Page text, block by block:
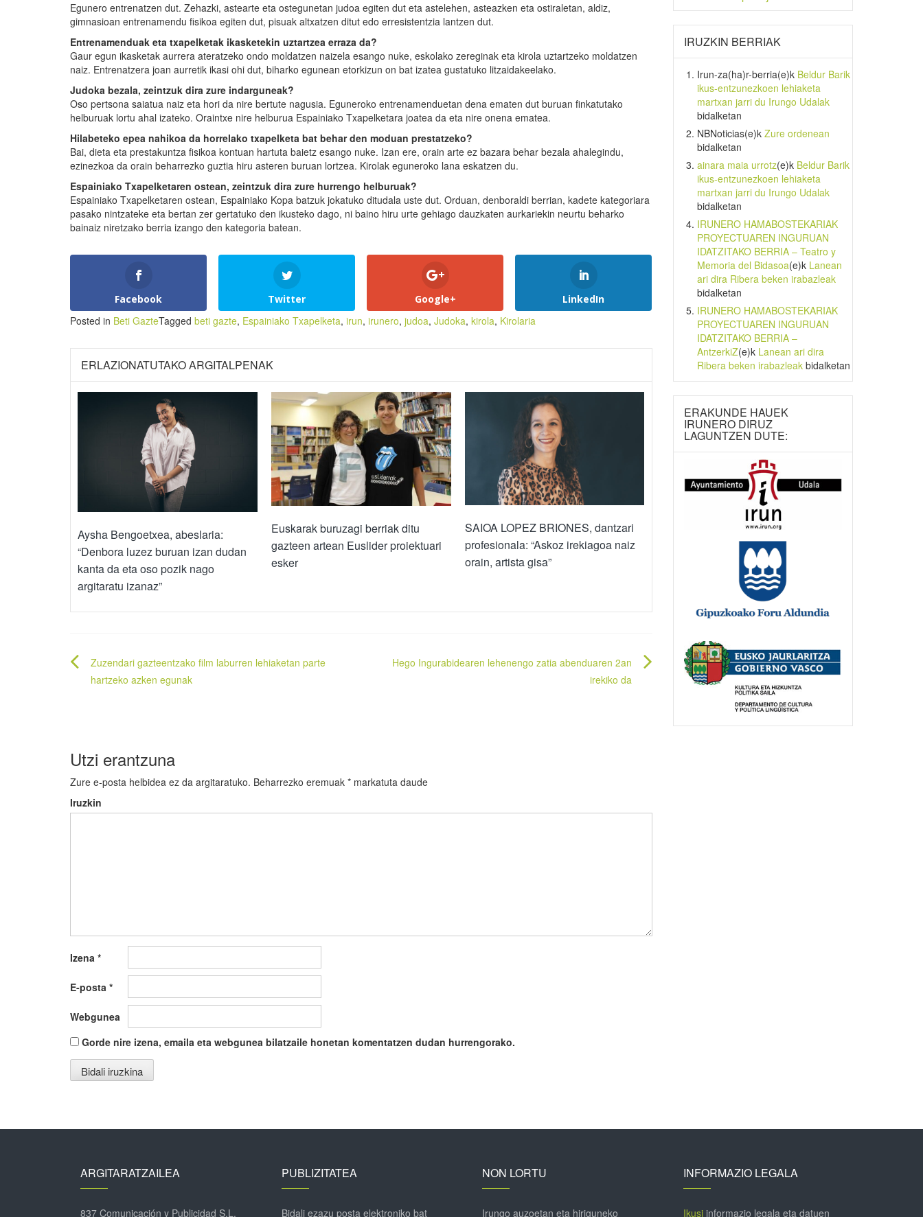
Egunero entrenatzen dut. Zehazki, astearte eta ostegunetan judoa egiten dut eta astelehen, asteazken eta ostiraletan, aldiz,
gimnasioan entrenamendu fisikoa egiten dut, pisuak altxatzen ditut edo erresistentzia lantzen dut.
Entrenamenduak eta txapelketak ikasketekin uztartzea erraza da?
Gaur egun ikasketak aurrera ateratzeko ondo moldatzen naizela esango nuke, eskolako zereginak eta kirola uztartzeko moldatzen
naiz. Entrenatzera joan aurretik ikasi ohi dut, biharko egunean etorkizun on bat izatea gustatuko litzaidakeelako.
Judoka bezala, zeintzuk dira zure indarguneak?
Oso pertsona saiatua naiz eta hori da nire bertute nagusia. Eguneroko entrenamenduetan dena ematen dut buruan finkatutako
helburuak lortu ahal izateko. Oraintxe nire helburua Espainiako Txapelketara joatea da eta nire onena ematea.
Hilabeteko epea nahikoa da horrelako txapelketa bat behar den moduan prestatzeko?
Bai, dieta eta prestakuntza fisikoa kontuan hartuta baietz esango nuke. Izan ere, orain arte ez bazara behar bezala ahalegindu,
ezinezkoa da orain beharrezko guztia hiru asteren buruan lortzea. Kirolak eguneroko lana eskatzen du.
Espainiako Txapelketaren ostean, zeintzuk dira zure hurrengo helburuak?
Espainiako Txapelketaren ostean, Espainiako Kopa batzuk jokatuko ditudala uste dut. Orduan, denboraldi berrian, kadete kategoriara
pasako nintzateke eta bertan zer gertatuko den ikusteko dago, ni baino hiru urte gehiago dauzkaten aurkariekin neurtu beharko
bainaiz niretzako berria izango den kategoria batean.
Facebook Twitter Google+ LinkedIn
Posted in Beti GazteTagged beti gazte, Espainiako Txapelketa, irun, irunero, judoa, Judoka, kirola, Kirolaria
ERLAZIONATUTAKO ARGITALPENAK
Aysha Bengoetxea, abeslaria:
“Denbora luzez buruan izan dudan
kanta da eta oso pozik nago
argitaratu izanaz”
Euskarak buruzagi berriak ditu
gazteen artean Euslider proiektuari
esker
SAIOA LOPEZ BRIONES, dantzari
profesionala: “Askoz irekiagoa naiz
orain, artista gisa”
Bidalketetan
zehar
Zuzendari gazteentzako film laburren lehiaketan parte
hartzeko azken egunak
Hego Ingurabidearen lehenengo zatia abenduaren 2an
irekiko da
Utzi erantzuna
Zure e-posta helbidea ez da argitaratuko. Beharrezko eremuak * markatuta daude
Iruzkin
Izena *
E-posta *
Webgunea
Gorde nire izena, emaila eta webgunea bilatzaile honetan komentatzen dudan hurrengorako.
IRUZKIN BERRIAK
Irun-za(ha)r-berria(e)k Beldur Barik
ikus-entzunezkoen lehiaketa
martxan jarri du Irungo Udalak
bidalketan
NBNoticias(e)k Zure ordenean
bidalketan
ainara maia urrotz(e)k Beldur Barik
ikus-entzunezkoen lehiaketa
martxan jarri du Irungo Udalak
bidalketan
IRUNERO HAMABOSTEKARIAK
PROYECTUAREN INGURUAN
IDATZITAKO BERRIA – Teatro y
Memoria del Bidasoa(e)k Lanean
ari dira Ribera beken irabazleak
bidalketan
IRUNERO HAMABOSTEKARIAK
PROYECTUAREN INGURUAN
IDATZITAKO BERRIA –
AntzerkiZ(e)k Lanean ari dira
Ribera beken irabazleakbidalketan
ERAKUNDE HAUEK
IRUNERO DIRUZ
LAGUNTZEN DUTE:
ARGITARATZAILEA
837 Comunicación y Publicidad S.L.
PUBLIZITATEA
Bidali ezazu posta elektroniko bat
NON LORTU
Irungo auzoetan eta hiriguneko
INFORMAZIO LEGALA
Ikusiinformazio legala eta datuen